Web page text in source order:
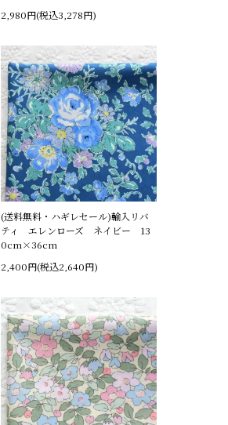
2,980円(税込3,278円)
(送料無料・ハギレセール)輸入リバ
ティ エレンローズ ネイビー 13
0cm×36cm
2,400円(税込2,640円)